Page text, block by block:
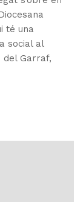
té una
social al
Garraf,